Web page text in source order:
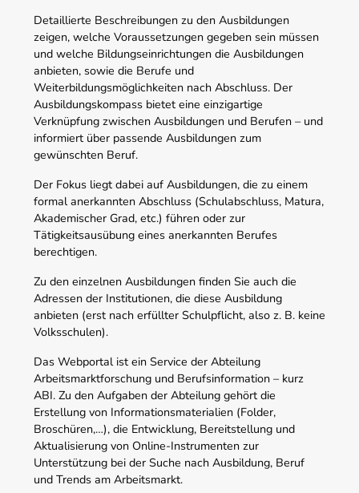
Detaillierte Beschreibungen zu den Ausbildungen
zeigen, welche Voraussetzungen gegeben sein müssen
und welche Bildungseinrichtungen die Ausbildungen
anbieten, sowie die Berufe und
Weiterbildungsmöglichkeiten nach Abschluss. Der
Ausbildungskompass bietet eine einzigartige
Verknüpfung zwischen Ausbildungen und Berufen – und
informiert über passende Ausbildungen zum
gewünschten Beruf.
Der Fokus liegt dabei auf Ausbildungen, die zu einem
formal anerkannten Abschluss (Schulabschluss, Matura,
Akademischer Grad, etc.) führen oder zur
Tätigkeitsausübung eines anerkannten Berufes
berechtigen.
Zu den einzelnen Ausbildungen finden Sie auch die
Adressen der Institutionen, die diese Ausbildung
anbieten (erst nach erfüllter Schulpflicht, also z. B. keine
Volksschulen).
Das Webportal ist ein Service der Abteilung
Arbeitsmarktforschung und Berufsinformation – kurz
ABI. Zu den Aufgaben der Abteilung gehört die
Erstellung von Informationsmaterialien (Folder,
Broschüren,…), die Entwicklung, Bereitstellung und
Aktualisierung von Online-Instrumenten zur
Unterstützung bei der Suche nach Ausbildung, Beruf
und Trends am Arbeitsmarkt.